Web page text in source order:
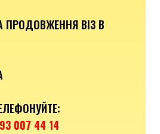
ВІЗ В
007 44 14